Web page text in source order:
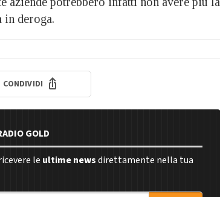
in deroga.
CONDIVIDI
GOLD
le ultime newsdirettamente nella tua